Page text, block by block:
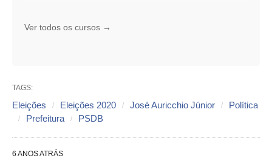
Ver todos os cursos →
TAGS:
Eleições Eleições 2020 José Auricchio Júnior
Política
Prefeitura
PSDB
6 ANOS ATRÁS